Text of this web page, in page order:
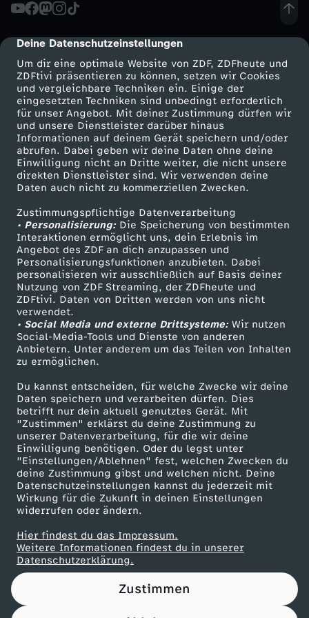
cmp-dialog-description
Deine Datenschutzeinstellungen
Um dir eine optimale Website von ZDF, ZDFheute und
ZDFtivi präsentieren zu können, setzen wir Cookies
und vergleichbare Techniken ein. Einige der
eingesetzten Techniken sind unbedingt erforderlich
für unser Angebot. Mit deiner Zustimmung dürfen wir
und unsere Dienstleister darüber hinaus
Informationen auf deinem Gerät speichern und/oder
abrufen. Dabei geben wir deine Daten ohne deine
Einwilligung nicht an Dritte weiter, die nicht unsere
direkten Dienstleister sind. Wir verwenden deine
Daten auch nicht zu kommerziellen Zwecken.
Zustimmungspflichtige Datenverarbeitung
• Personalisierung:Die Speicherung von bestimmten
Interaktionen ermöglicht uns, dein Erlebnis im
Angebot des ZDF an dich anzupassen und
Personalisierungsfunktionen anzubieten. Dabei
personalisieren wir ausschließlich auf Basis deiner
Nutzung von ZDF Streaming, der ZDFheute und
ZDFtivi. Daten von Dritten werden von uns nicht
verwendet.
• Social Media und externe Drittsysteme:Wir nutzen
Social-Media-Tools und Dienste von anderen
Anbietern. Unter anderem um das Teilen von Inhalten
zu ermöglichen.
Du kannst entscheiden, für welche Zwecke wir deine
Daten speichern und verarbeiten dürfen. Dies
betrifft nur dein aktuell genutztes Gerät. Mit
"Zustimmen" erklärst du deine Zustimmung zu
unserer Datenverarbeitung, für die wir deine
Einwilligung benötigen. Oder du legst unter
"Einstellungen/Ablehnen" fest, welchen Zwecken du
deine Zustimmung gibst und welchen nicht. Deine
Datenschutzeinstellungen kannst du jederzeit mit
Wirkung für die Zukunft in deinen Einstellungen
widerrufen oder ändern.
Hier findest du das Impressum.
Weitere Informationen findest du in unserer
Datenschutzerklärung.
Zustimmen
n
w
a
r
e
n
w
i
r
n
o
c
h
K
i
n
d
e
r
a
n
n
m
a
l
w
e
g
g
e
g
e
n
M
e
r
z
O
K
O
s
s
s
e
n
2
g
o
G
e
s
c
h
i
c
h
t
e
Mehr ZDF
ZDF-Apps
Smart TV
ZDFtext
Livestreams
Sendungen A-Z
TV-Programm
Service
ZDFmitreden
Kontakt zum ZDF
Tickets
Zuschauerservice
Hilfe
ZDF Unternehmen
Karriere
ZDF goes Schule
Werbefernsehen
Mainzelmännchen
Partner